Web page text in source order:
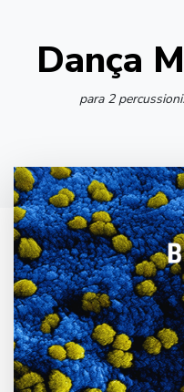
Dança
para 2